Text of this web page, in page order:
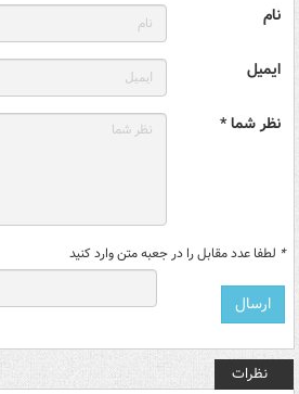
نام
ایمیل
نظر شما *
* لطفا عدد مقابل را در جعبه متن وارد کنید
نظرات